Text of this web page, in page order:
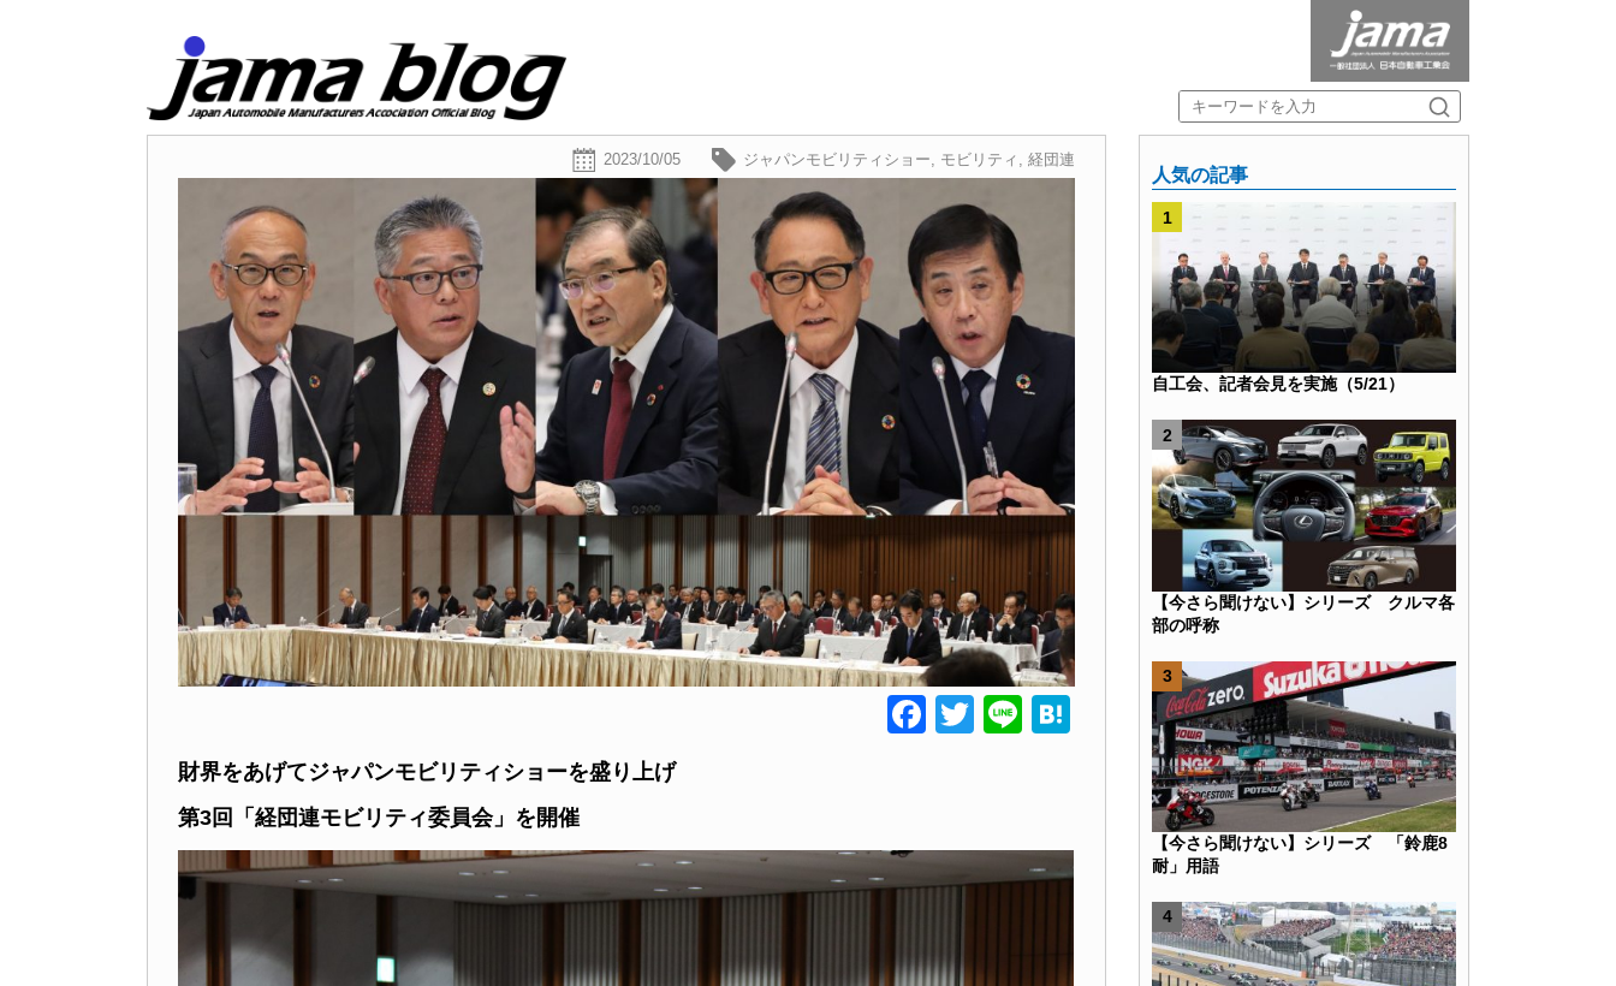
2023/10/05 ジャパンモビリティショー, モビリティ , 経団連
Facebook
Twitter
Line Hatena
財界をあげてジャパンモビリティショーを盛り上げ
第3回「経団連モビリティ委員会」を開催
人気の記事
自工会、記者会見を実施（5/21）
【今さら聞けない】シリーズ クルマ各
部の呼称
【今さら聞けない】シリーズ 「鈴鹿8
耐」用語